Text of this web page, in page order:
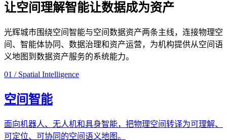
让空间理解智能让数据成为资产
光辉城市围绕空间智能与空间数据资产两条主线，连接物理空
间、智能体协同、数据治理和资产运营，为机构提供从空间语
义地图到数据资产服务的系统能力。
01 / Spatial Intelligence
空间智能
面向机器人、无人机和具身智能，把物理空间转译为可理解、
可定位、可协同的空间语义地图。